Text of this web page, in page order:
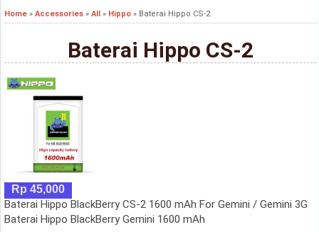
Home » Accessories » All » Hippo » Baterai Hippo CS-2
Baterai Hippo CS-2
Rp 45,000
Baterai Hippo BlackBerry CS-2 1600 mAh For Gemini / Gemini 3G
Baterai Hippo BlackBerry Gemini 1600 mAh